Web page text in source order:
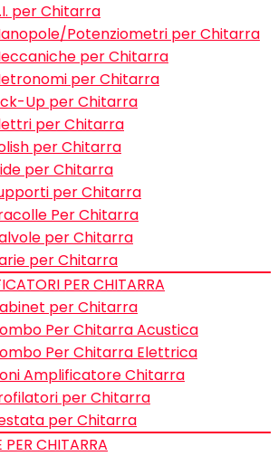
per Chitarra
Potenziometri per Chitarra
per Chitarra
per Chitarra
Up per Chitarra
per Chitarra
per Chitarra
per Chitarra
per Chitarra
Per Chitarra
per Chitarra
per Chitarra
PER CHITARRA
per Chitarra
Per Chitarra Acustica
Per Chitarra Elettrica
Amplificatore Chitarra
per Chitarra
per Chitarra
PER CHITARRA